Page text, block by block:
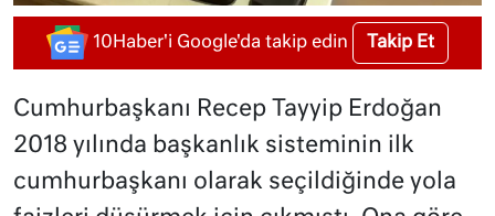
10Haber'i Google'da takip edin Takip Et
Cumhurbaşkanı Recep Tayyip Erdoğan
2018 yılında başkanlık sisteminin ilk
cumhurbaşkanı olarak seçildiğinde yola